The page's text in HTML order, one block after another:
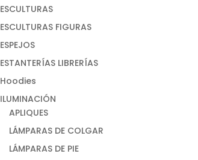
ESCULTURAS
ESCULTURAS FIGURAS
ESPEJOS
ESTANTERÍAS LIBRERÍAS
Hoodies
ILUMINACIÓN
APLIQUES
LÁMPARAS DE COLGAR
LÁMPARAS DE PIE